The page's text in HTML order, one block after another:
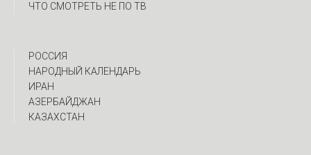
ЧТО СМОТРЕТЬ НЕ ПО ТВ
РОССИЯ
НАРОДНЫЙ КАЛЕНДАРЬ
ИРАН
АЗЕРБАЙДЖАН
КАЗАХСТАН